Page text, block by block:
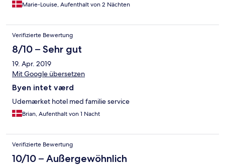
Marie-Louise, Aufenthalt von 2 Nächten
Verifizierte Bewertung
8/10 – Sehr gut
19. Apr. 2019
Mit Google übersetzen
Byen intet værd
Udemærket hotel med familie service
Brian, Aufenthalt von 1 Nacht
Verifizierte Bewertung
10/10 – Außergewöhnlich